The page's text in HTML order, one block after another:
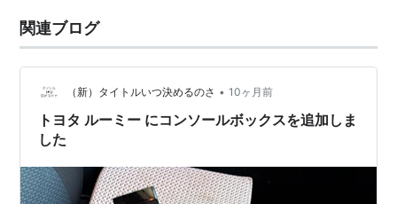
関連ブログ
（新）タイトルいつ決めるのさ • 10ヶ月前
トヨタ ルーミー にコンソールボックスを追加しま
した